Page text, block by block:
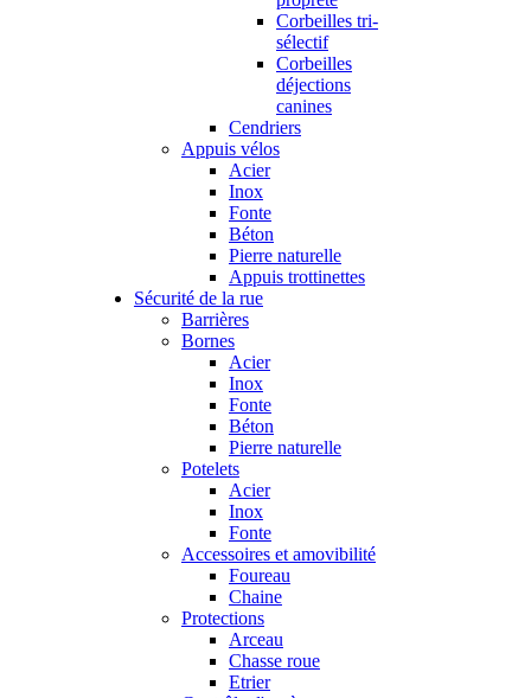
Corbeilles tri-
sélectif
Corbeilles
déjections
canines
Cendriers
Appuis vélos
Acier
Inox
Fonte
Béton
Pierre naturelle
Appuis trottinettes
Sécurité de la rue
Barrières
Bornes
Acier
Inox
Fonte
Béton
Pierre naturelle
Potelets
Acier
Inox
Fonte
Accessoires et amovibilité
Foureau
Chaine
Protections
Arceau
Chasse roue
Etrier